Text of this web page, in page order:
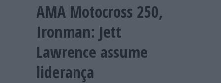
AMA Motocross 250,
Ironman: Jett
Lawrence assume
liderança